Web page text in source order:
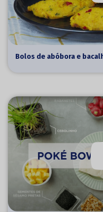
Bolos de abóbora e